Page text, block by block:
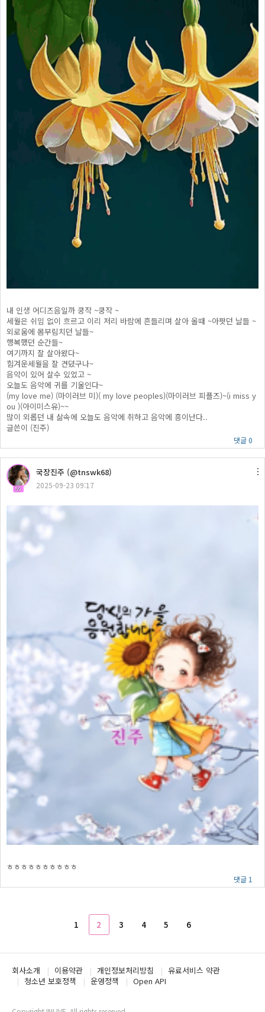
내 인생 어디즈음일까 쿵작 ~쿵작 ~
세월은 쉬임 없이 흐르고 이리 저리 바람에 흔들리며 살아 올때 ~아팟던 날들 ~
외로움에 몸부림치던 날들~
행복했던 순간들~
여기까지 잘 살아왔다~
힘겨운세월을 잘 견뎠구나~
음악이 있어 살수 있었고 ~
오늘도 음악에 귀를 기울인다~
(my love me) (마이러브 미)( my love peoples)(마이러브 피플즈)~(i miss y
ou )(아이미스유)~~
많이 외롭던 내 삶속에 오늘도 음악에 취하고 음악에 흥이난다..
글쓴이 (진주)
댓글 0
59
국장진주 (@tnswk68)
2025-09-23 09:17
ㅎㅎㅎㅎㅎㅎㅎㅎㅎㅎ
댓글 1
1 2 3 4 5 6
회사소개 이용약관 개인정보처리방침
유료서비스 약관
청소년 보호정책
운영정책 Open API